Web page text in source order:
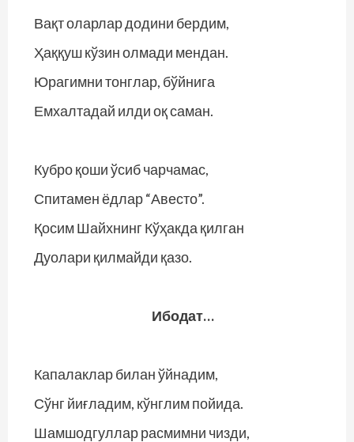
Вақт оларлар додини бердим,
Ҳаққуш кўзин олмади мендан.
Юрагимни тонглар, бўйнига
Емхалтадай илди оқ саман.
Кубро қоши ўсиб чарчамас,
Спитамен ёдлар “Авесто”.
Қосим Шайхнинг Кўҳакда қилган
Дуолари қилмайди қазо.
Ибодат…
Капалаклар билан ўйнадим,
Сўнг йиғладим, кўнглим пойида.
Шамшодгуллар расмимни чизди,